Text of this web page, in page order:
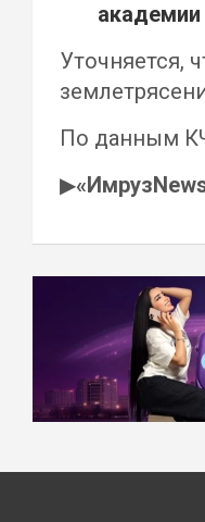
Уточняется,
По данным
▶
Навигация
записям